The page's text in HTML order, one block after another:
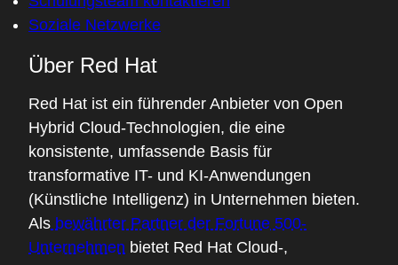
Soziale Netzwerke
Über Red Hat
Red Hat ist ein führender Anbieter von Open
Hybrid Cloud-Technologien, die eine
konsistente, umfassende Basis für
transformative IT- und KI-Anwendungen
(Künstliche Intelligenz) in Unternehmen bieten.
Als bewährter Partner der Fortune 500-
Unternehmen bietet Red Hat Cloud-,